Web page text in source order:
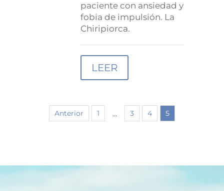
paciente con ansiedad y
fobia de impulsión. La
Chiripiorca.
LEER
Anterior 1 … 3 4 5